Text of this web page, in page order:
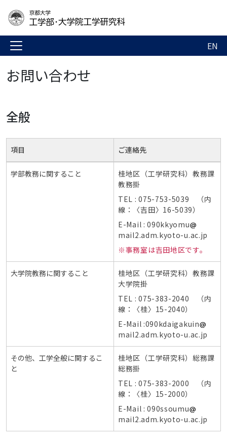
EN
お問い合わせ
全般
項目 ご連絡先
学部教務に関すること
桂地区（工学研究科）教務課
教務掛
TEL : 075-753-5039 （内
線：〈吉田〉16-5039）
E-Mail : 090kkyomu
mail2.adm.kyoto-u.ac.jp
※事務室は吉田地区です。
大学院教務に関すること
桂地区（工学研究科）教務課
大学院掛
TEL : 075-383-2040 （内
線：〈桂〉15-2040）
E-Mail :090kdaigakuin
mail2.adm.kyoto-u.ac.jp
その他、工学全般に関するこ
と
桂地区（工学研究科）総務課
総務掛
TEL : 075-383-2000 （内
線：〈桂〉15-2000）
E-Mail : 090ssoumu
mail2.adm.kyoto-u.ac.jp